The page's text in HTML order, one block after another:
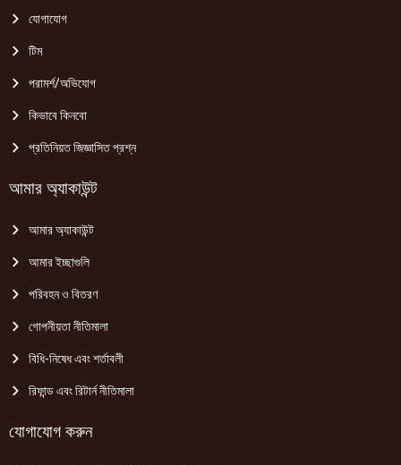
যোগাযোগ
টিম
পরামর্শ/অভিযোগ
কিভাবে কিনবো
প্রতিনিয়ত জিজ্ঞাসিত প্রশ্ন
আমার অ্যাকাউন্ট
আমার অ্যাকাউন্ট
আমার ইচ্ছাগুলি
পরিবহন ও বিতরণ
গোপনীয়তা নীতিমালা
বিধি-নিষেধ এবং শর্তাবলী
রিফান্ড এবং রিটার্ন নীতিমালা
যোগাযোগ করুন